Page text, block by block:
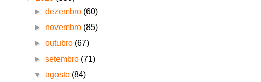
►dezembro (60)
► novembro (85)
►outubro (67)
►setembro (71)
▼agosto (84)